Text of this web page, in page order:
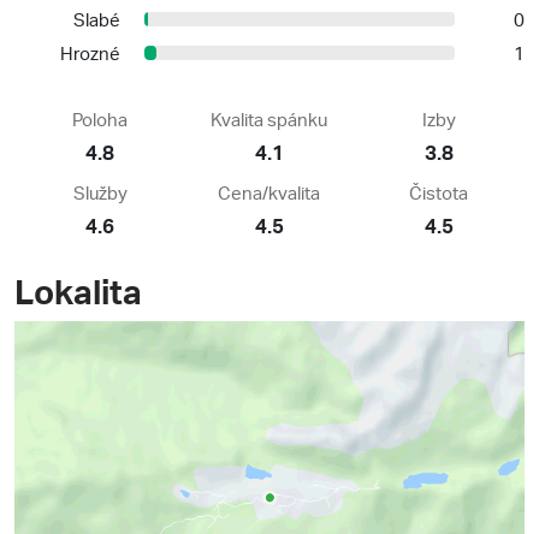
Slabé
0
Hrozné
1
Poloha
4.8
Kvalita spánku
4.1
Izby
3.8
Služby
4.6
Cena/kvalita
4.5
Čistota
4.5
Lokalita